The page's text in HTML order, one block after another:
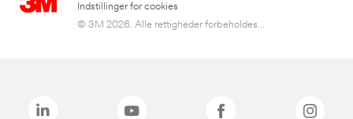
Indstillinger for cookies
© 3M 2026. Alle rettigheder forbeholdes...